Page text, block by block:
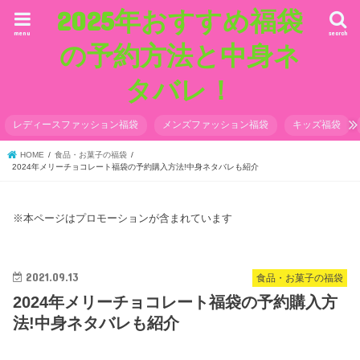
2025年おすすめ福袋
の予約方法と中身ネ
タバレ！
search
menu
レディースファッション福袋 メンズファッション福袋 キッズ福袋
HOME
食品・お菓子の福袋
2024年メリーチョコレート福袋の予約購入方法!中身ネタバレも紹介
※本ページはプロモーションが含まれています
食品・お菓子の福袋
2021.09.13
2024年メリーチョコレート福袋の予約購入方
法!中身ネタバレも紹介